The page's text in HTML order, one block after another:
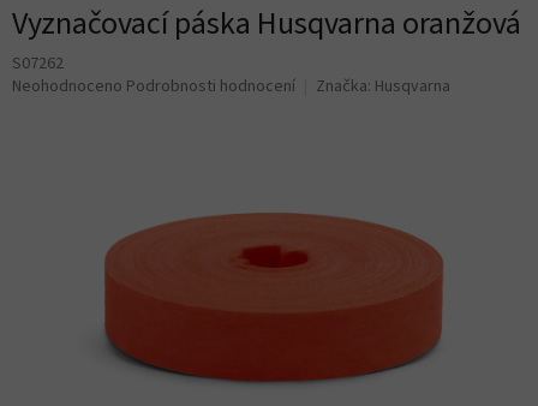
Vyznačovací páska Husqvarna oranžová
S07262
Průměrné
Neohodnoceno Podrobnosti hodnocení Značka: Husqvarna